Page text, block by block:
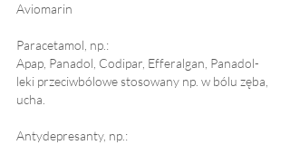
Aviomarin
Paracetamol, np.:
Apap, Panadol, Codipar, Efferalgan, Panadol-
leki przeciwbólowe stosowany np. w bólu zęba,
ucha.
Antydepresanty, np.: